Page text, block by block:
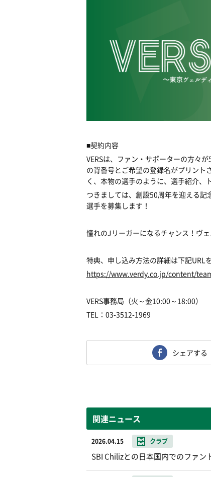
■契約内容
VERSは、ファン・サポーターの方々
の背番号とご希望の登録名がプリント
く、本物の選手のように、選手紹介、
つきましては、創設50周年を迎える記
選手を募集します！
憧れのJリーガーになるチャンス！ヴ
特典、申し込み方法の詳細は下記URL
https://www.verdy.co.jp/content/
VERS事務局（火～金10:00～18:00）
TEL：03-3512-1969
シェアする
関連ニュース
2026.04.15 クラブ
SBI Chilizとの日本国内でのファ